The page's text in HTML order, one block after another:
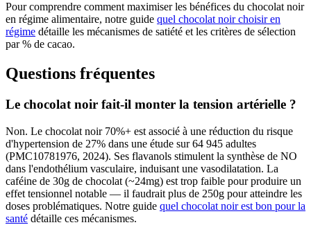
Pour comprendre comment maximiser les bénéfices du chocolat noir
en régime alimentaire, notre guide quel chocolat noir choisir en
régime détaille les mécanismes de satiété et les critères de sélection
par % de cacao.
Questions fréquentes
Le chocolat noir fait-il monter la tension artérielle ?
Non. Le chocolat noir 70%+ est associé à une réduction du risque
d'hypertension de 27% dans une étude sur 64 945 adultes
(PMC10781976, 2024). Ses flavanols stimulent la synthèse de NO
dans l'endothélium vasculaire, induisant une vasodilatation. La
caféine de 30g de chocolat (~24mg) est trop faible pour produire un
effet tensionnel notable — il faudrait plus de 250g pour atteindre les
doses problématiques. Notre guide quel chocolat noir est bon pour la
santé détaille ces mécanismes.